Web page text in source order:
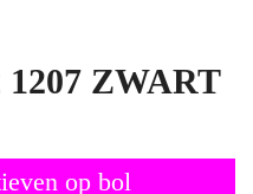
1207 ZWART
op bol